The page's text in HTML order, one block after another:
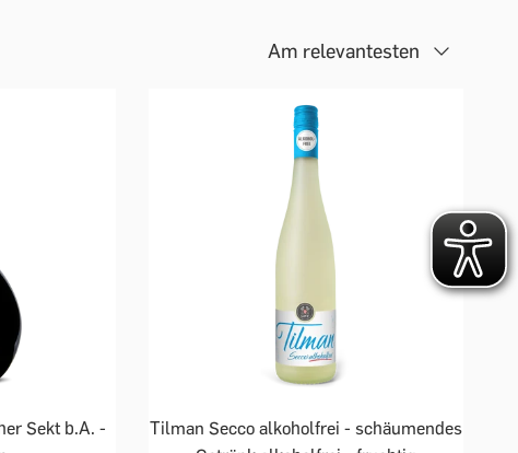
Am relevantesten
Sekt b.A. -
Tilman Secco alkoholfrei - schäumendes